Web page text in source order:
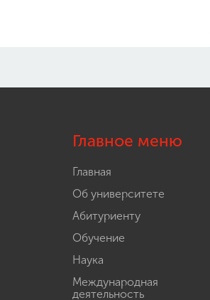
Главное меню
Главная
Об университете
Абитуриенту
Обучение
Наука
Международная
деятельность